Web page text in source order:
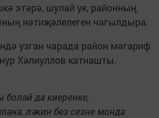
этәрә, шулай ук, районның
нәтиҗәлелеген чагылдыра.
узган чарада район мәгариф
Хәлиуллов катнашты.
да киеренке,
ләкин без сезне монда